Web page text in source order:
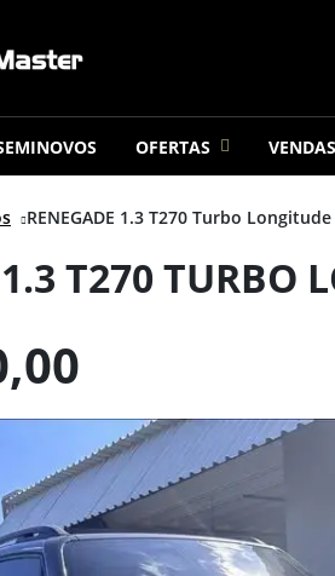
OFERTAS
RENEGADE 1.3 T270 Turbo Longitude
T270 TURBO